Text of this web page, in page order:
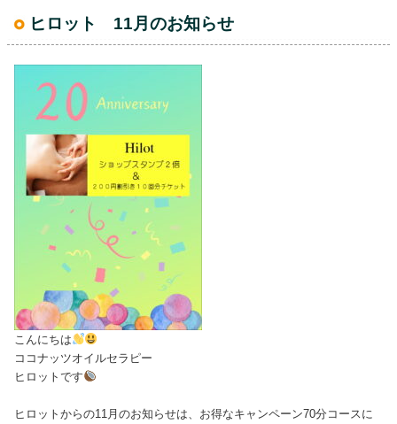
ヒロット 11月のお知らせ
こんにちは
ココナッツオイルセラピー
ヒロットです
ヒロットからの11月のお知らせは、お得なキャンペーン70分コースに